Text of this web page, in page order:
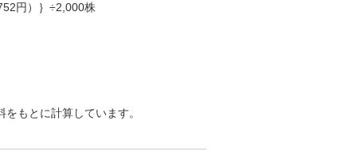
円）｝÷2,000株
もとに計算しています。